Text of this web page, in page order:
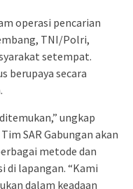
operasi pencarian
TNI/Polri,
setempat.
berupaya secara
ungkap
SAR Gabungan akan
metode dan
di lapangan. “Kami
dalam keadaan